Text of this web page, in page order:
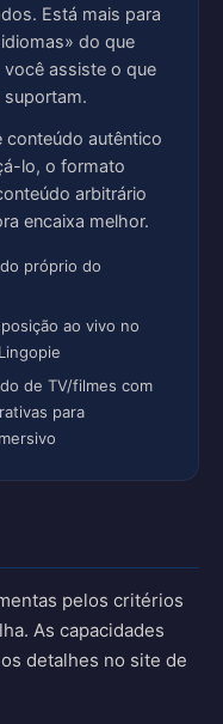
Está mais para
do que
assiste o que
suportam.
conteúdo autêntico
lo, o formato
arbitrário
encaixa melhor.
próprio do
ao vivo no
de TV/filmes com
para
pelos critérios
As capacidades
detalhes no site de